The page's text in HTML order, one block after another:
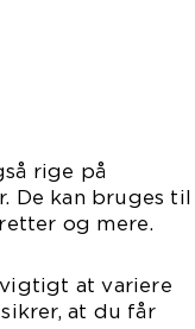
rige på
De kan bruges til
og mere.
at variere
at du får